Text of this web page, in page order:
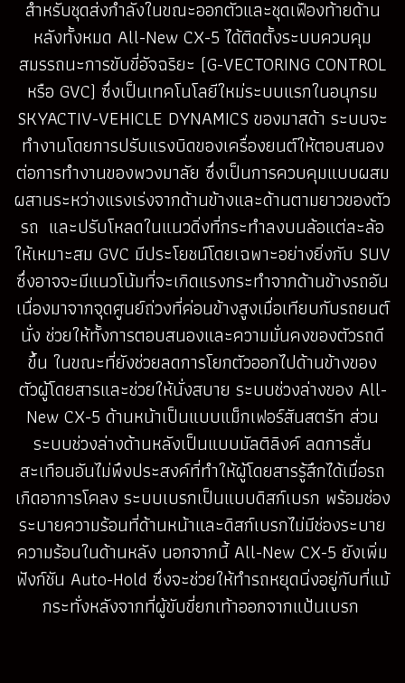
สำหรับชุดส่งกำลังในขณะออกตัวและชุดเฟืองท้ายด้าน
หลังทั้งหมด All-New CX-5 ได้ติดตั้งระบบควบคุม
สมรรถนะการขับขี่อัจฉริยะ (G-VECTORING CONTROL
หรือ GVC) ซึ่งเป็นเทคโนโลยีใหม่ระบบแรกในอนุกรม
SKYACTIV-VEHICLE DYNAMICS ของมาสด้า ระบบจะ
ทำงานโดยการปรับแรงบิดของเครื่องยนต์ให้ตอบสนอง
ต่อการทำงานของพวงมาลัย ซึ่งเป็นการควบคุมแบบผสม
ผสานระหว่างแรงเร่งจากด้านข้างและด้านตามยาวของตัว
รถ และปรับโหลดในแนวดิ่งที่กระทำลงบนล้อแต่ละล้อ
ให้เหมาะสม GVC มีประโยชน์โดยเฉพาะอย่างยิ่งกับ SUV
ซึ่งอาจจะมีแนวโน้มที่จะเกิดแรงกระทำจากด้านข้างรถอัน
เนื่องมาจากจุดศูนย์ถ่วงที่ค่อนข้างสูงเมื่อเทียบกับรถยนต์
นั่ง ช่วยให้ทั้งการตอบสนองและความมั่นคงของตัวรถดี
ขึ้น ในขณะที่ยังช่วยลดการโยกตัวออกไปด้านข้างของ
ตัวผู้โดยสารและช่วยให้นั่งสบาย ระบบช่วงล่างของ All-
New CX-5 ด้านหน้าเป็นแบบแม็กเฟอร์สันสตรัท ส่วน
ระบบช่วงล่างด้านหลังเป็นแบบมัลติลิงค์ ลดการสั่น
สะเทือนอันไม่พึงประสงค์ที่ทำให้ผู้โดยสารรู้สึกได้เมื่อรถ
เกิดอาการโคลง ระบบเบรกเป็นแบบดิสก์เบรก พร้อมช่อง
ระบายความร้อนที่ด้านหน้าและดิสก์เบรกไม่มีช่องระบาย
ความร้อนในด้านหลัง นอกจากนี้ All-New CX-5 ยังเพิ่ม
ฟังก์ชัน Auto-Hold ซึ่งจะช่วยให้ทำรถหยุดนิ่งอยู่กับที่แม้
กระทั่งหลังจากที่ผู้ขับขี่ยกเท้าออกจากแป้นเบรก